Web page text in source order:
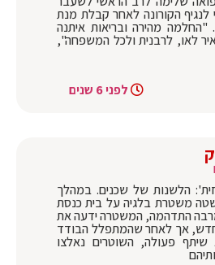
לנגיף הקורונה לאחר קבלת מנת
"החלמה מהירה ובריאות איתנה
לאו, לרבנית ולכל המשפחה",
לפני 6 שנים
הלשנות של שכנים. במהלך
משטרת בלגיה על בית כנסת
התדהמה, המשטרה ידעה את
אך לאחר שהמתפלל הבודד
פעולה, השוטרים נאלצו